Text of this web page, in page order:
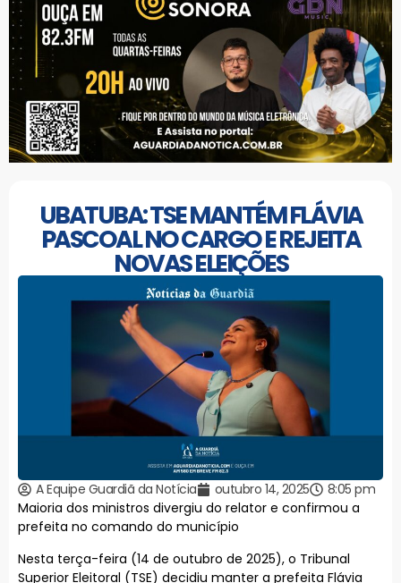
UBATUBA: TSE MANTÉM FLÁVIA
PASCOAL NO CARGO E REJEITA
NOVAS ELEIÇÕES
A Equipe Guardiã da Notícia outubro 14, 2025
8:05 pm
Maioria dos ministros divergiu do relator e confirmou a
prefeita no comando do município
Nesta terça-feira (14 de outubro de 2025), o Tribunal
Superior Eleitoral (TSE) decidiu manter a prefeita Flávia